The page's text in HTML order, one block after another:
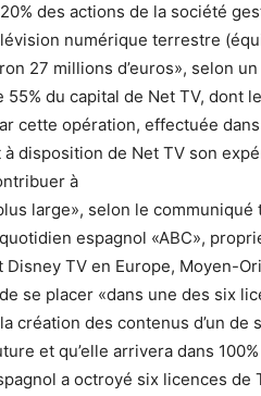
des actions de la société
numérique terrestre
27 millions d’euros», selon
55% du capital de Net TV, dont
cette opération, effectuée
à disposition de Net TV son
à
large», selon le communiqué
espagnol «ABC»,
Disney TV en Europe, Moyen-
se placer «dans une des six
création des contenus d’un
et qu’elle arrivera dans
a octroyé six licences de